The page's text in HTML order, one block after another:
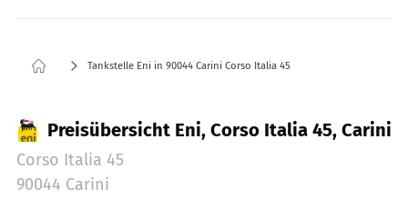
Tankstelle Eni in 90044 Carini Corso Italia 45
Preisübersicht Eni, Corso Italia 45, Carini
Corso Italia 45
90044 Carini